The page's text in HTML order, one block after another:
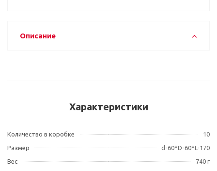
Описание
Характеристики
Количество в коробке
10
Размер
d-60*D-60*L-170
Вес
740 г